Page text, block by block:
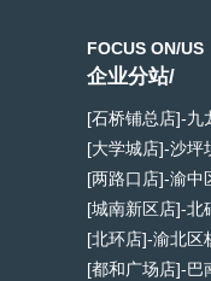
FOCUS ON/US
企业分站/
[石桥铺总店]-九
[大学城店]-沙坪
[两路口店]-渝中
[城南新区店]-北
[北环店]-渝北区
[都和广场店]-巴